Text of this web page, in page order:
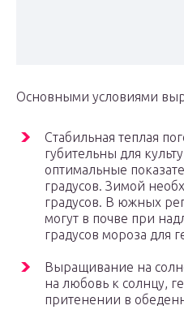
Основными условиями
Стабильная теплая
губительны для
оптимальные
градусов. Зимой
градусов. В южных
могут в почве при
градусов мороза для
Выращивание на
на любовь к солнцу,
притенении в